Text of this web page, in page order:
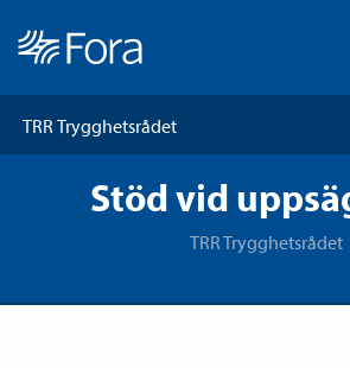
Stöd vid
TRR Trygghetsrådet